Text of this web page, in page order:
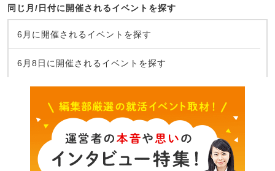
同じ月/日付に開催されるイベントを探す
6月に開催されるイベントを探す
6月8日に開催されるイベントを探す